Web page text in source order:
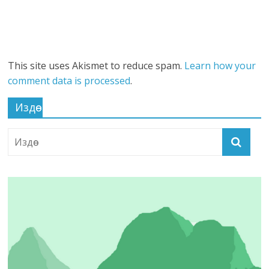
This site uses Akismet to reduce spam. Learn how your
comment data is processed.
Издөө